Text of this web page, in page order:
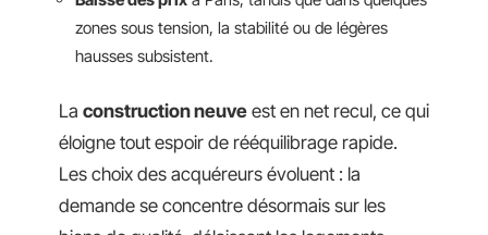
zones sous tension, la stabilité ou de légères
hausses subsistent.
La construction neuve est en net recul, ce qui
éloigne tout espoir de rééquilibrage rapide.
Les choix des acquéreurs évoluent : la
demande se concentre désormais sur les